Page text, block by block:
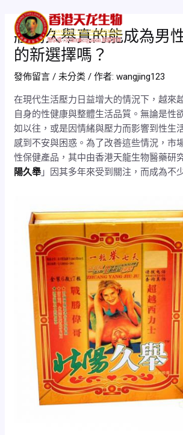
壯陽久舉真的能成為男
的新選擇嗎？
發佈留言 / 未分类 / 作者:wangjing123
在現代生活壓力日益增大的情況下，越來
自身的性健康與整體生活品質。無論是性
如以往，或是因情緒與壓力而影響到性生
感到不安與困惑。為了改善這些情況，市
性保健產品，其中由香港天龍生物醫藥研
陽久舉」因其多年來受到關注，而成為不
navigation